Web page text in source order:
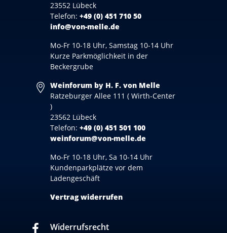
23552 Lübeck
Telefon: +49 (0) 451 710 50
info@von-melle.de
Mo-Fr 10-18 Uhr, Samstag 10-14 Uhr
Kurze Parkmöglichkeit in der
Beckergrube
Weinforum by H. F. von Melle
Ratzeburger Allee 111 ( Wirth-Center
)
23562 Lübeck
Telefon: +49 (0) 451 501 100
weinforum@von-melle.de
Mo-Fr 10-18 Uhr, Sa 10-14 Uhr
Kundenparkplätze vor dem
Ladengeschäft
Vertrag widerrufen
Widerrufsrecht